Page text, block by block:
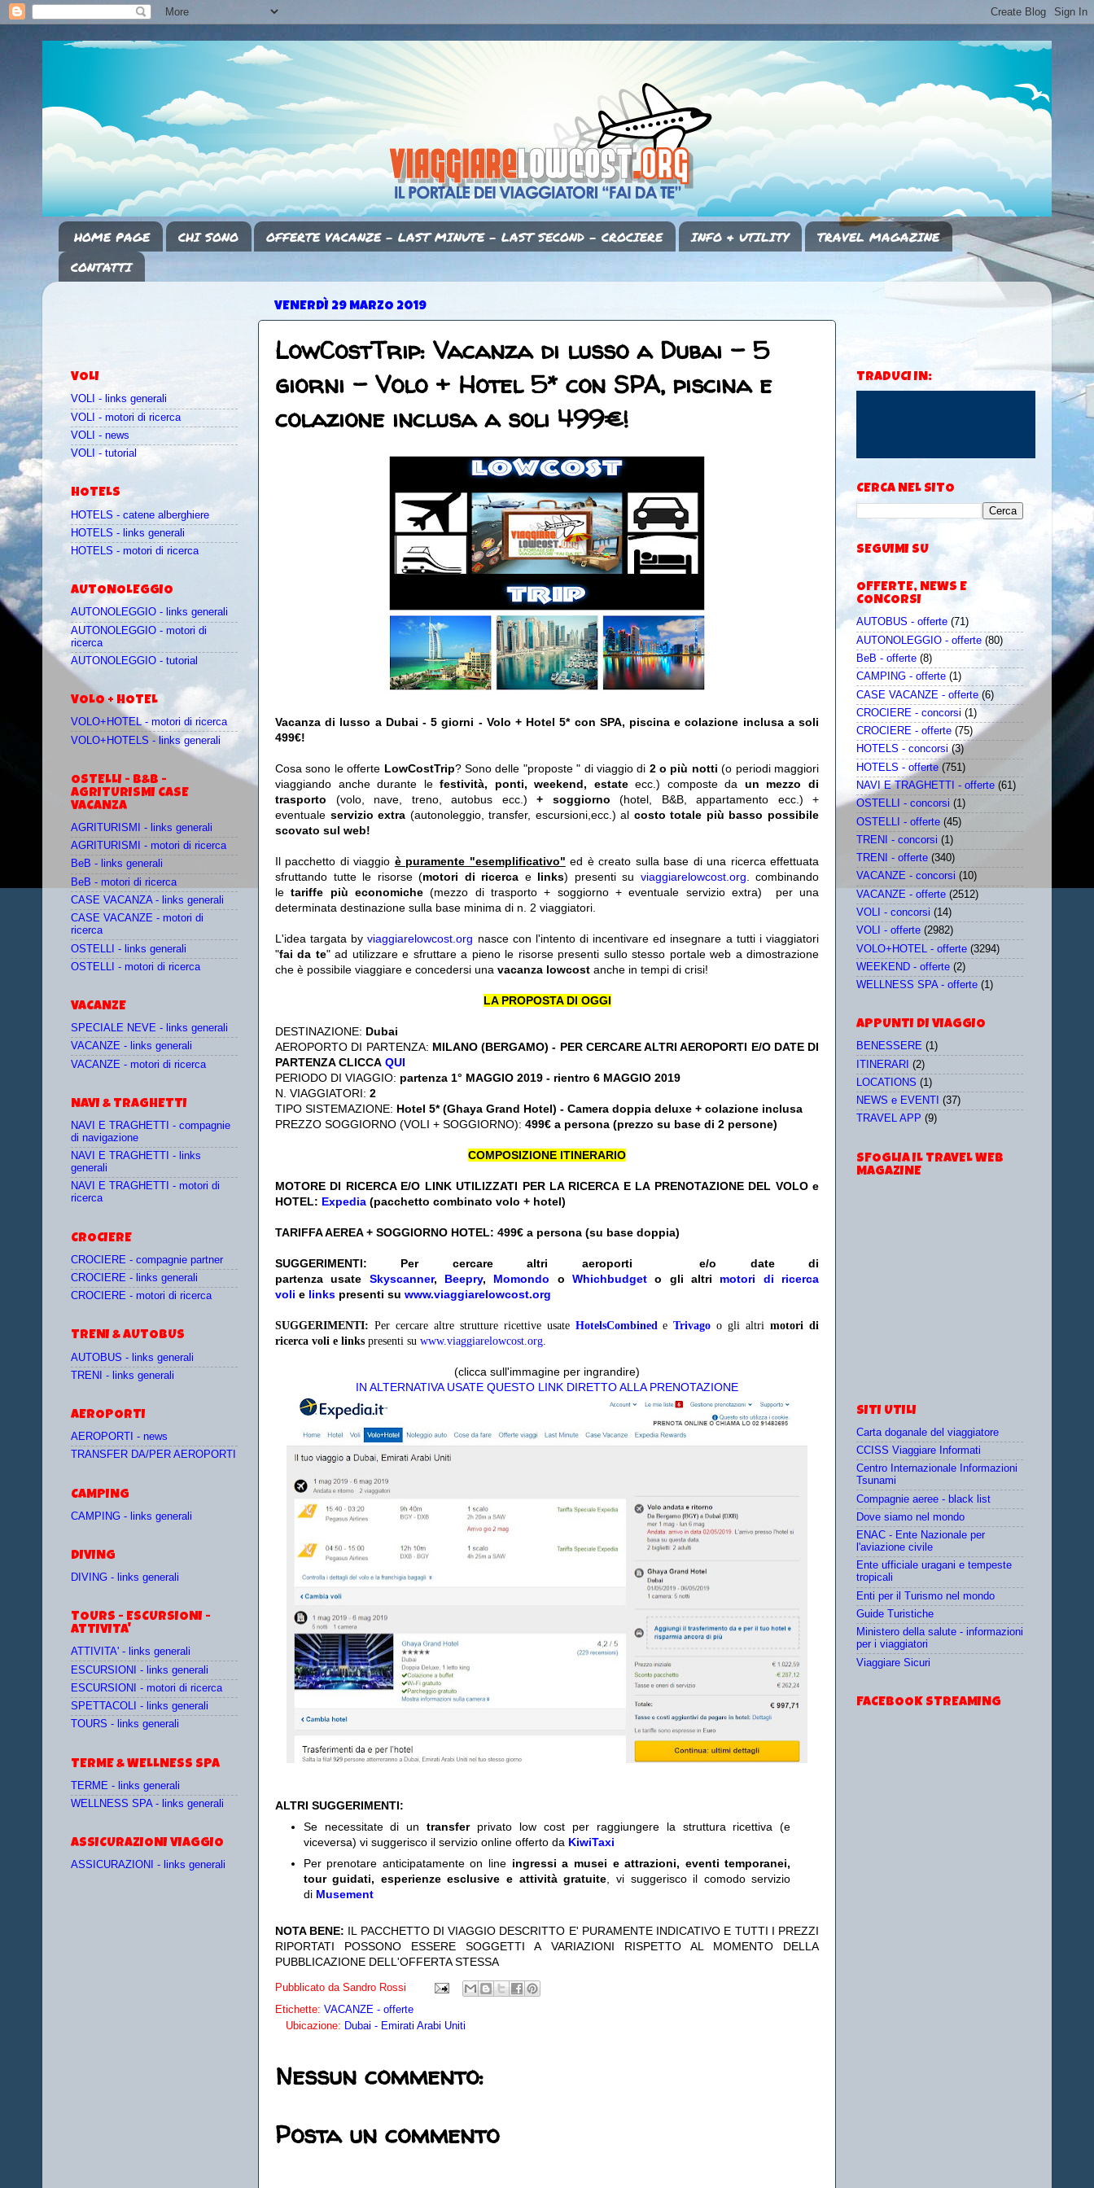
HOME PAGE CHI SONO OFFERTE VACANZE - LAST MINUTE - LAST SECOND - CROCIERE INFO & UTILITY
TRAVEL MAGAZINE
CONTATTI
VENERDÌ 29 MARZO 2019
LowCostTrip: Vacanza di lusso a Dubai - 5
giorni - Volo + Hotel 5* con SPA, piscina e
colazione inclusa a soli 499€!
Vacanza di lusso a Dubai - 5 giorni - Volo + Hotel 5* con SPA, piscina e colazione inclusa a soli
499€!
Cosa sono le offerte LowCostTrip? Sono delle "proposte " di viaggio di 2 o più notti(o periodi maggiori
viaggiando anche durante lefestività, ponti, weekend, estateecc.) composte da un mezzo di
trasporto (volo, nave, treno, autobus ecc.) + soggiorno (hotel, B&B, appartamento ecc.) +
eventuale servizio extra (autonoleggio, transfer, escursioni,ecc.) al costo totale più basso possibile
scovato sul web!
Il pacchetto di viaggio è puramente "esemplificativo" ed è creato sulla base di una ricerca effettuata
sfruttando tutte le risorse (motori di ricerca e links) presenti su viaggiarelowcost.org . combinando
le tariffe più economiche(mezzo di trasporto + soggiorno + eventuale servizio extra)
per una
determinata destinazione sulla base minima di n. 2 viaggiatori.
L'idea targata byviaggiarelowcost.org nasce con l'intento di incentivare ed insegnare a tutti i viaggiatori
"fai da te" ad utilizzare e sfruttare a pieno le risorse presenti sullo stesso portale web a dimostrazione
che è possibile viaggiare e concedersi una vacanza lowcost anche in tempi di crisi!
LA PROPOSTA DI OGGI
DESTINAZIONE: Dubai
AEROPORTO DI PARTENZA: MILANO (BERGAMO) - PER CERCARE ALTRI AEROPORTI E/O DATE DI
PARTENZA CLICCA QUI
PERIODO DI VIAGGIO: partenza 1° MAGGIO 2019 - rientro 6 MAGGIO 2019
N. VIAGGIATORI: 2
TIPO SISTEMAZIONE: Hotel 5* (Ghaya Grand Hotel) - Camera doppia deluxe + colazione inclusa
PREZZO SOGGIORNO (VOLI + SOGGIORNO): 499€ a persona (prezzo su base di 2 persone)
COMPOSIZIONE ITINERARIO
MOTORE DI RICERCA E/O LINK UTILIZZATI PER LA RICERCA E LA PRENOTAZIONE DEL VOLO e
HOTEL: Expedia (pacchetto combinato volo + hotel)
TARIFFA AEREA + SOGGIORNO HOTEL: 499€ a persona (su base doppia)
SUGGERIMENTI: Per cercare altri aeroporti e/o date di
partenza usate Skyscanner, Beepry, Momondo oWhichbudget o gli altri motori di ricerca
voli e links presenti su www.viaggiarelowcost.org
SUGGERIMENTI: Per cercare altre strutture ricettive usate HotelsCombinedeTrivago o gli altrimotori di
ricerca voli e links presenti su www.viaggiarelowcost.org.
(clicca sull'immagine per ingrandire)
IN ALTERNATIVA USATE QUESTO LINK DIRETTO ALLA PRENOTAZIONE
ALTRI SUGGERIMENTI:
Se necessitate di untransfer privato low cost per raggiungere la struttura ricettiva (e
viceversa) vi suggerisco il servizio online offerto da KiwiTaxi
Per prenotare anticipatamente on line ingressi a musei e attrazioni, eventi temporanei,
tour guidati, esperienze esclusive e attività gratuite , vi suggerisco il comodo servizio
di Musement
NOTA BENE: IL PACCHETTO DI VIAGGIO DESCRITTO E' PURAMENTE INDICATIVO E TUTTI I PREZZI
RIPORTATI POSSONO ESSERE SOGGETTI A VARIAZIONI RISPETTO AL MOMENTO DELLA
PUBBLICAZIONE DELL'OFFERTA STESSA
Pubblicato da Sandro Rossi
Etichette: VACANZE - offerte
Ubicazione: Dubai - Emirati Arabi Uniti
Nessun commento:
Posta un commento
VOLI
VOLI - links generali
VOLI - motori di ricerca
VOLI - news
VOLI - tutorial
HOTELS
HOTELS - catene alberghiere
HOTELS - links generali
HOTELS - motori di ricerca
AUTONOLEGGIO
AUTONOLEGGIO - links generali
AUTONOLEGGIO - motori di
ricerca
AUTONOLEGGIO - tutorial
VOLO + HOTEL
VOLO+HOTEL - motori di ricerca
VOLO+HOTELS - links generali
OSTELLI - B&B -
AGRITURISMI CASE
VACANZA
AGRITURISMI - links generali
AGRITURISMI - motori di ricerca
BeB - links generali
BeB - motori di ricerca
CASE VACANZA - links generali
CASE VACANZE - motori di
ricerca
OSTELLI - links generali
OSTELLI - motori di ricerca
VACANZE
SPECIALE NEVE - links generali
VACANZE - links generali
VACANZE - motori di ricerca
NAVI & TRAGHETTI
NAVI E TRAGHETTI - compagnie
di navigazione
NAVI E TRAGHETTI - links
generali
NAVI E TRAGHETTI - motori di
ricerca
CROCIERE
CROCIERE - compagnie partner
CROCIERE - links generali
CROCIERE - motori di ricerca
TRENI & AUTOBUS
AUTOBUS - links generali
TRENI - links generali
AEROPORTI
AEROPORTI - news
TRANSFER DA/PER AEROPORTI
CAMPING
CAMPING - links generali
DIVING
DIVING - links generali
TOURS - ESCURSIONI -
ATTIVITA'
ATTIVITA' - links generali
ESCURSIONI - links generali
ESCURSIONI - motori di ricerca
SPETTACOLI - links generali
TOURS - links generali
TERME & WELLNESS SPA
TERME - links generali
WELLNESS SPA - links generali
ASSICURAZIONI VIAGGIO
ASSICURAZIONI - links generali
TRADUCI IN:
CERCA NEL SITO
SEGUIMI SU
OFFERTE, NEWS E
CONCORSI
AUTOBUS - offerte (71)
AUTONOLEGGIO - offerte (80)
BeB - offerte (8)
CAMPING - offerte (1)
CASE VACANZE - offerte (6)
CROCIERE - concorsi (1)
CROCIERE - offerte (75)
HOTELS - concorsi (3)
HOTELS - offerte (751)
NAVI E TRAGHETTI - offerte (61)
OSTELLI - concorsi (1)
OSTELLI - offerte (45)
TRENI - concorsi (1)
TRENI - offerte (340)
VACANZE - concorsi (10)
VACANZE - offerte (2512)
VOLI - concorsi (14)
VOLI - offerte (2982)
VOLO+HOTEL - offerte (3294)
WEEKEND - offerte (2)
WELLNESS SPA - offerte (1)
APPUNTI DI VIAGGIO
BENESSERE (1)
ITINERARI (2)
LOCATIONS (1)
NEWS e EVENTI
(37)
TRAVEL APP (9)
SFOGLIA IL TRAVEL WEB
MAGAZINE
SITI UTILI
Carta doganale del viaggiatore
CCISS Viaggiare Informati
Centro Internazionale Informazioni
Tsunami
Compagnie aeree - black list
Dove siamo nel mondo
ENAC - Ente Nazionale per
l'aviazione civile
Ente ufficiale uragani e tempeste
tropicali
Enti per il Turismo nel mondo
Guide Turistiche
Ministero della salute - informazioni
per i viaggiatori
Viaggiare Sicuri
FACEBOOK STREAMING